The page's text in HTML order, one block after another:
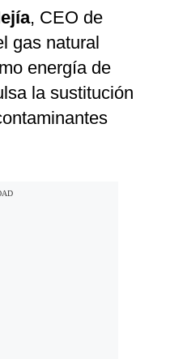
, CEO de
gas natural
energía de
la sustitución